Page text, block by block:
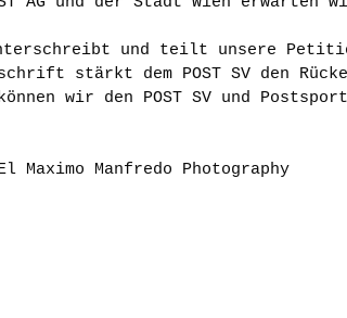
und teilt unsere
stärkt dem POST SV den
können wir den POST SV und
Maximo Manfredo Photography